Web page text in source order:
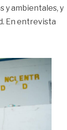
y ambientales, y
En entrevista